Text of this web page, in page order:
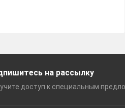
на рассылку
доступ к специальным